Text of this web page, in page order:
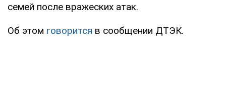
семей после вражеских атак.
Об этом говорится в сообщении ДТЭК.